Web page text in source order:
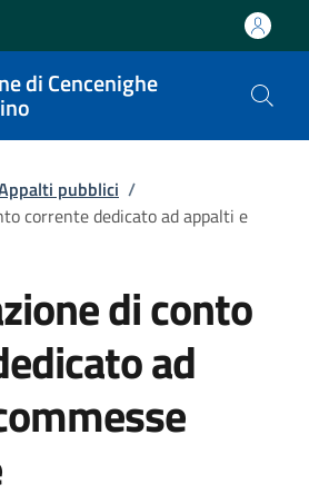
di Cencenighe
pubblici /
corrente dedicato ad appalti e
di conto
ad